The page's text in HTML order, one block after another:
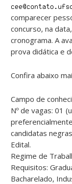
comparecer
concurso, na
cronograma. A
prova didática e
Confira abaixo
Campo de
Nº de vagas: 01
candidatas
Edital.
Regime de
Requisitos:
Bacharelado,